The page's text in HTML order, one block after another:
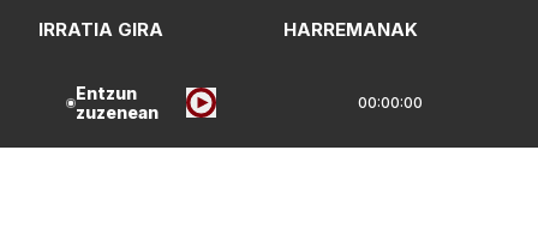
Entzun
zuzenean
00:00:00
IRRATIA GIRA HARREMANAK
PROGRAMAZIOA FREKUENTZIAK
NOR GIRA ARTXIBOA